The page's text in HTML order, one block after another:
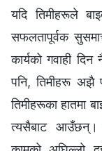
यदि तिमीहरूले
सफलतापूर्वक
कार्यको गवाही
पनि, तिमीहरू अझै
तिमीहरूका हातमा
त्यसैबाट आउँछन्।